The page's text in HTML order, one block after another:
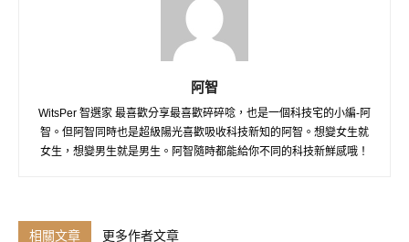
阿智
WitsPer 智選家 最喜歡分享最喜歡碎碎唸，也是一個科技宅的小編-阿
智。但阿智同時也是超級陽光喜歡吸收科技新知的阿智。想變女生就
女生，想變男生就是男生。阿智隨時都能給你不同的科技新鮮感哦！
相關文章 更多作者文章